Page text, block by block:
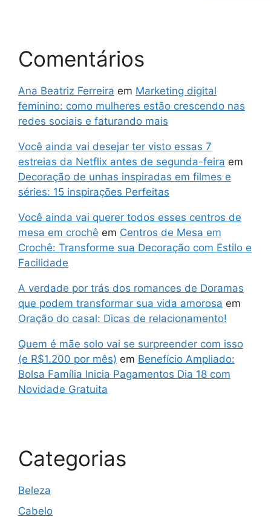
Comentários
Ana Beatriz Ferreira em Marketing digital
feminino: como mulheres estão crescendo nas
redes sociais e faturando mais
Você ainda vai desejar ter visto essas 7
estreias da Netflix antes de segunda-feira em
Decoração de unhas inspiradas em filmes e
séries: 15 inspirações Perfeitas
Você ainda vai querer todos esses centros de
mesa em crochê em Centros de Mesa em
Crochê: Transforme sua Decoração com Estilo e
Facilidade
A verdade por trás dos romances de Doramas
que podem transformar sua vida amorosa em
Oração do casal: Dicas de relacionamento!
Quem é mãe solo vai se surpreender com isso
(e R$1.200 por mês) em Benefício Ampliado:
Bolsa Família Inicia Pagamentos Dia 18 com
Novidade Gratuita
Categorias
Beleza
Cabelo